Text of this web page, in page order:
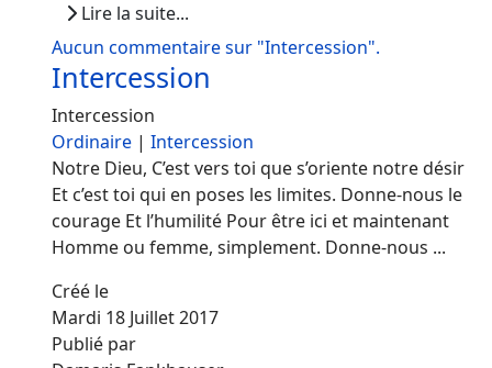
Lire la suite...
Aucun commentaire sur "Intercession".
Intercession
Intercession
Ordinaire | Intercession
Notre Dieu, C’est vers toi que s’oriente notre désir
Et c’est toi qui en poses les limites. Donne-nous le
courage Et l’humilité Pour être ici et maintenant
Homme ou femme, simplement. Donne-nous ...
Créé le
Mardi 18 Juillet 2017
Publié par